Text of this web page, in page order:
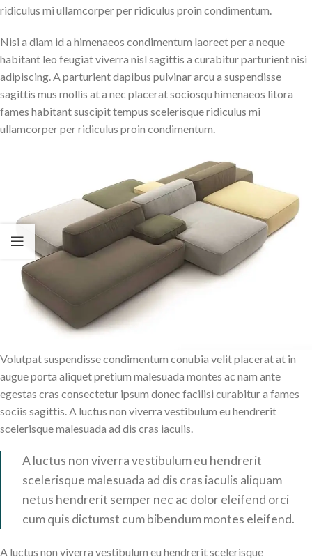
ridiculus mi ullamcorper per ridiculus proin condimentum.
Nisi a diam id a himenaeos condimentum laoreet per a neque
habitant leo feugiat viverra nisl sagittis a curabitur parturient nisi
adipiscing. A parturient dapibus pulvinar arcu a suspendisse
sagittis mus mollis at a nec placerat sociosqu himenaeos litora
fames habitant suscipit tempus scelerisque ridiculus mi
ullamcorper per ridiculus proin condimentum.
Volutpat suspendisse condimentum conubia velit placerat at in
augue porta aliquet pretium malesuada montes ac nam ante
egestas cras consectetur ipsum donec facilisi curabitur a fames
sociis sagittis. A luctus non viverra vestibulum eu hendrerit
scelerisque malesuada ad dis cras iaculis.
A luctus non viverra vestibulum eu hendrerit
scelerisque malesuada ad dis cras iaculis aliquam
netus hendrerit semper nec ac dolor eleifend orci
cum quis dictumst cum bibendum montes eleifend.
A luctus non viverra vestibulum eu hendrerit scelerisque